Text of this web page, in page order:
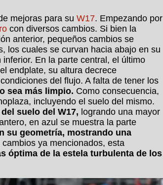
mejoras para su W17. Empezando por
con diversos cambios. Si bien la
anterior, pequeños cambios se
los cuales se curvan hacia abajo en su
En la parte central, el último
endplate, su altura decrece
del flujo. A falta de tener los
sea más limpio. Como consecuencia,
incluyendo el suelo del mismo.
suelo del W17, logrando una mayor
en azul se muestra la parte
su geometría, mostrando una
ya mencionados, esta
óptima de la estela turbulenta de los